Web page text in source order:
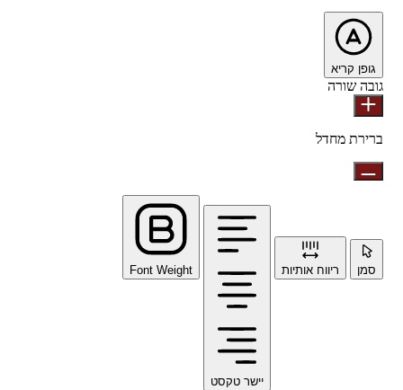
גופן קריא
גובה שורה
ברירת מחדל
סמן ריווח אותיות
יישר טקסט
Font Weight